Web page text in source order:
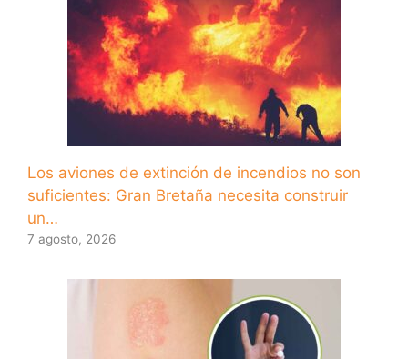
Los aviones de extinción de incendios no son
suficientes: Gran Bretaña necesita construir
un…
7 agosto, 2026